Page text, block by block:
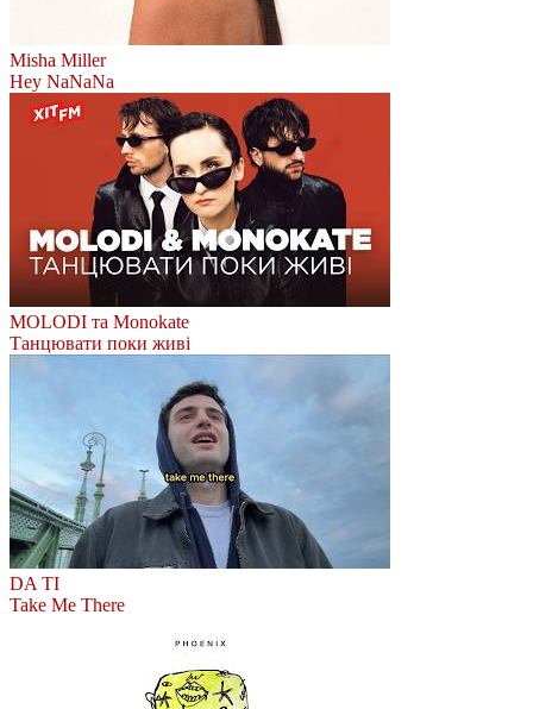
Misha Miller
Hey NaNaNa
MOLODI та Monokate
Танцювати поки живі
DA TI
Take Me There